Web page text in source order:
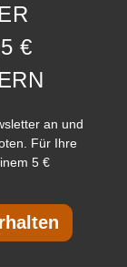
€
an und
Für Ihre
5 €